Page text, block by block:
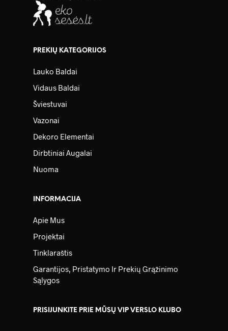
PREKIŲ KATEGORIJOS
Lauko Baldai
Vidaus Baldai
Šviestuvai
Vazonai
Dekoro Elementai
Dirbtiniai Augalai
Nuoma
INFORMACIJA
Apie Mus
Projektai
Tinklaraštis
Garantijos, Pristatymo Ir Prekių Grąžinimo
Sąlygos
PRISIJUNKITE PRIE MŪSŲ VIP VERSLO KLUBO